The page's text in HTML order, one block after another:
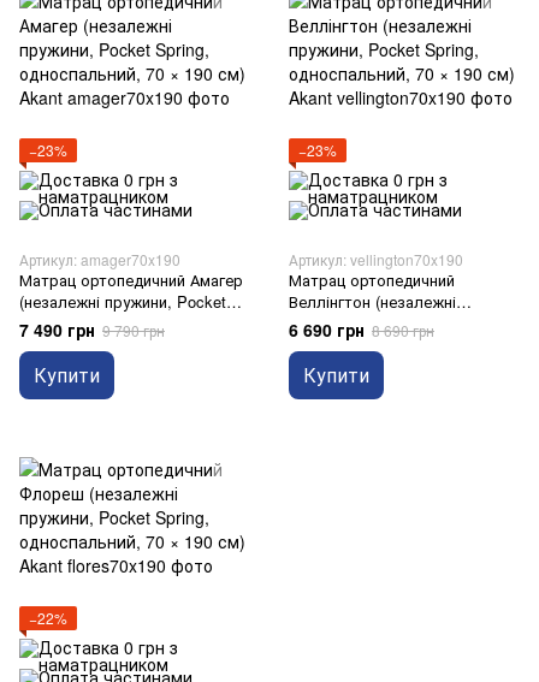
−23%
Артикул: amager70x190
Матрац ортопедичний Амагер
(незалежні пружини, Pocket
Spring, односпальний, 70 × 190
см) Akant
7 490 грн 9 790 грн
Купити
−23%
Артикул: vellington70x190
Матрац ортопедичний
Веллінгтон (незалежні
пружини, Pocket Spring,
односпальний, 70 × 190 см)
Akant
6 690 грн 8 690 грн
Купити
−22%